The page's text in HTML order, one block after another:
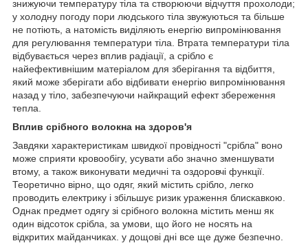
знижуючи температуру тіла та створюючи відчуття прохолоди;
у холодну погоду пори людського тіла звужуються та більше
не потіють, а натомість виділяють енергію випромінювання
для регулювання температури тіла. Втрата температури тіла
відбувається через вплив радіації, а срібло є
найефективнішим матеріалом для зберігання та відбиття,
який може зберігати або відбивати енергію випромінювання
назад у тіло, забезпечуючи найкращий ефект збереження
тепла.
Вплив срібного волокна на здоров'я
Завдяки характеристикам швидкої провідності "срібла" воно
може сприяти кровообігу, усувати або значно зменшувати
втому, а також виконувати медичні та оздоровчі функції.
Теоретично вірно, що одяг, який містить срібло, легко
проводить електрику і збільшує ризик ураження блискавкою.
Однак предмет одягу зі срібного волокна містить менш як
один відсоток срібла, за умови, що його не носять на
відкритих майданчиках. у дощові дні все ще дуже безпечно.